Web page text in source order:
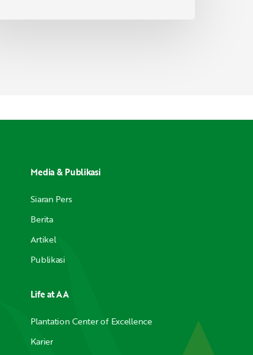
Media & Publikasi
Siaran Pers
Berita
Artikel
Publikasi
Life at AA
Plantation Center of Excellence
Karier